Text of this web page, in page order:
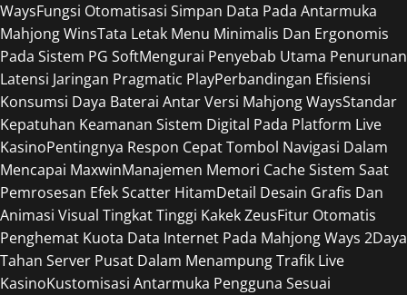
WaysFungsi Otomatisasi Simpan Data Pada Antarmuka
Mahjong WinsTata Letak Menu Minimalis Dan Ergonomis
Pada Sistem PG SoftMengurai Penyebab Utama Penurunan
Latensi Jaringan Pragmatic PlayPerbandingan Efisiensi
Konsumsi Daya Baterai Antar Versi Mahjong WaysStandar
Kepatuhan Keamanan Sistem Digital Pada Platform Live
KasinoPentingnya Respon Cepat Tombol Navigasi Dalam
Mencapai MaxwinManajemen Memori Cache Sistem Saat
Pemrosesan Efek Scatter HitamDetail Desain Grafis Dan
Animasi Visual Tingkat Tinggi Kakek ZeusFitur Otomatis
Penghemat Kuota Data Internet Pada Mahjong Ways 2Daya
Tahan Server Pusat Dalam Menampung Trafik Live
KasinoKustomisasi Antarmuka Pengguna Sesuai